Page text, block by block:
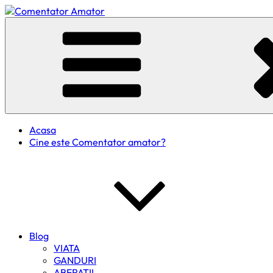
Skip
to
Comentator Amator
Acasa
Cine este Comentator amator?
Blog
VIATA
GANDURI